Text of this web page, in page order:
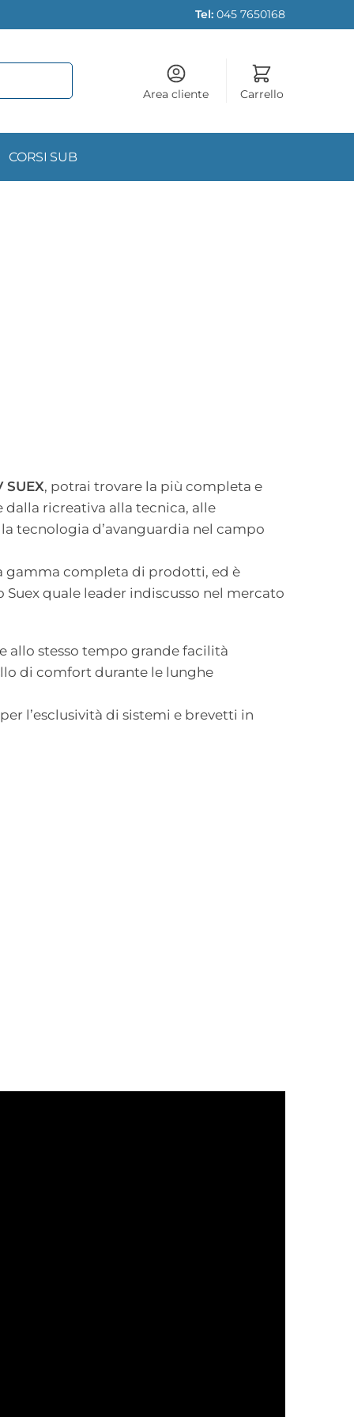
Tel: 045 7650168
Area cliente Carrello
CORSI SUB
SUEX, potrai trovare la più completa e
ricreativa alla tecnica, alle
tecnologia d’avanguardia nel campo
gamma completa di prodotti, ed è
quale leader indiscusso nel mercato
allo stesso tempo grande facilità
di comfort durante le lunghe
l’esclusività di sistemi e brevetti in